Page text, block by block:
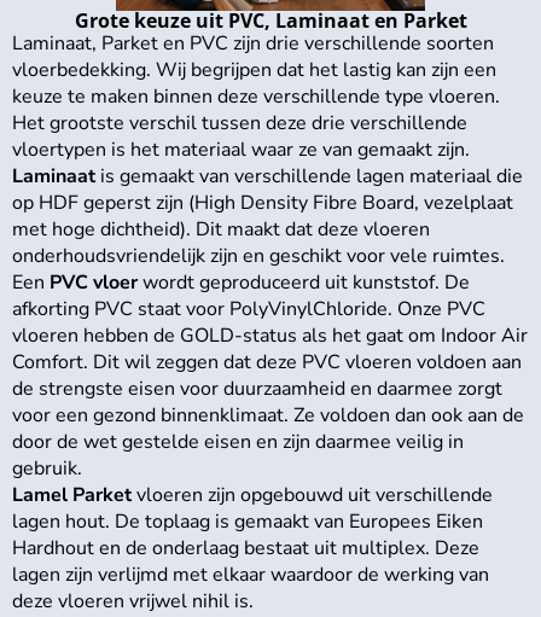
Grote keuze uit PVC, Laminaat en Parket
Laminaat, Parket en PVC zijn drie verschillende soorten
vloerbedekking. Wij begrijpen dat het lastig kan zijn een
keuze te maken binnen deze verschillende type vloeren.
Het grootste verschil tussen deze drie verschillende
vloertypen is het materiaal waar ze van gemaakt zijn.
Laminaatis gemaakt van verschillende lagen materiaal die
op HDF geperst zijn (High Density Fibre Board, vezelplaat
met hoge dichtheid). Dit maakt dat deze vloeren
onderhoudsvriendelijk zijn en geschikt voor vele ruimtes.
Een PVC vloerwordt geproduceerd uit kunststof. De
afkorting PVC staat voor PolyVinylChloride. Onze PVC
vloeren hebben de GOLD-status als het gaat om Indoor Air
Comfort. Dit wil zeggen dat deze PVC vloeren voldoen aan
de strengste eisen voor duurzaamheid en daarmee zorgt
voor een gezond binnenklimaat. Ze voldoen dan ook aan de
door de wet gestelde eisen en zijn daarmee veilig in
gebruik.
Lamel Parketvloeren zijn opgebouwd uit verschillende
lagen hout. De toplaag is gemaakt van Europees Eiken
Hardhout en de onderlaag bestaat uit multiplex. Deze
lagen zijn verlijmd met elkaar waardoor de werking van
deze vloeren vrijwel nihil is.